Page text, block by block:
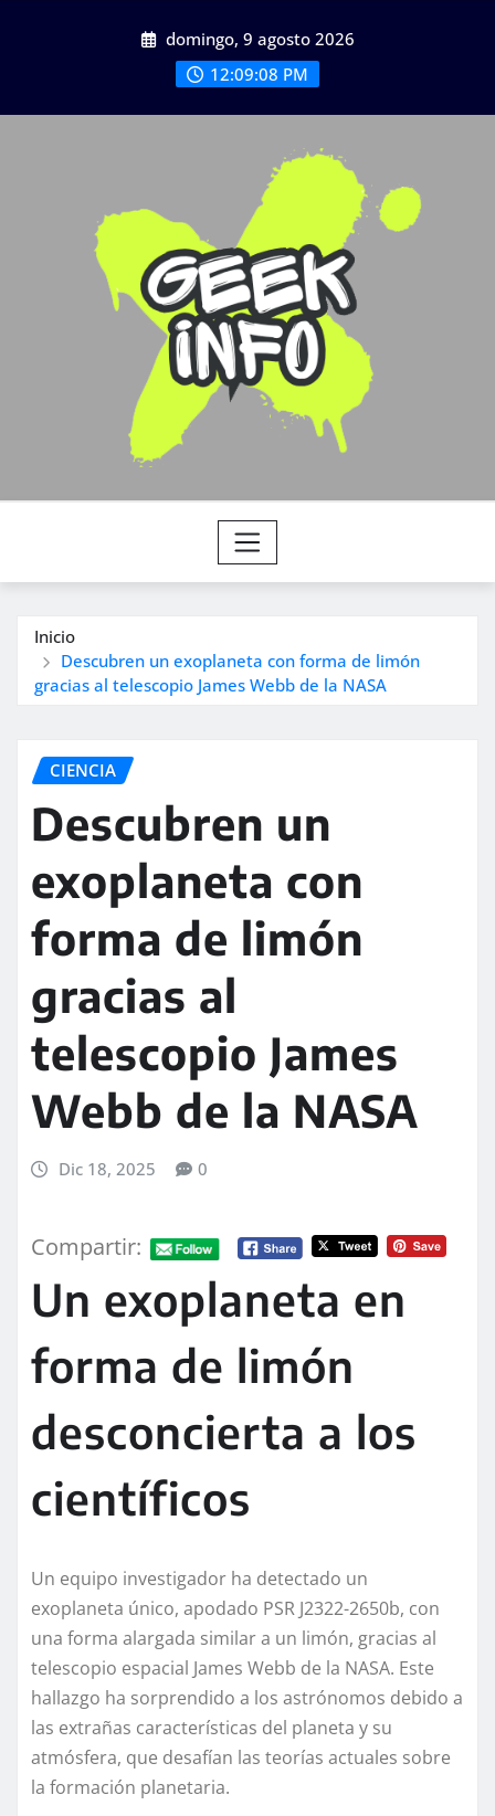
domingo, 9 agosto 2026
12:09:09 PM
Inicio
Descubren un exoplaneta con forma de limón
gracias al telescopio James Webb de la NASA
CIENCIA
Descubren un
exoplaneta con
forma de limón
gracias al
telescopio James
Webb de la NASA
Dic 18, 2025 0
Compartir:
Un exoplaneta en
forma de limón
desconcierta a los
científicos
Un equipo investigador ha detectado un
exoplaneta único, apodado PSR J2322-2650b, con
una forma alargada similar a un limón, gracias al
telescopio espacial James Webb de la NASA. Este
hallazgo ha sorprendido a los astrónomos debido a
las extrañas características del planeta y su
atmósfera, que desafían las teorías actuales sobre
la formación planetaria.